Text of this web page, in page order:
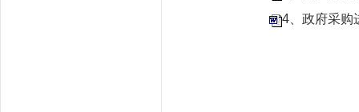
4、政府采购